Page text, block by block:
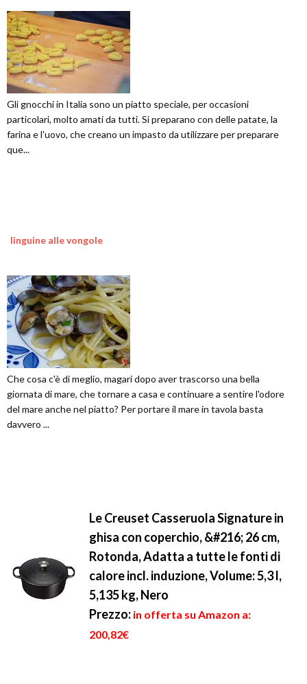
Gli gnocchi in Italia sono un piatto speciale, per occasioni
particolari, molto amati da tutti. Si preparano con delle patate, la
farina e l'uovo, che creano un impasto da utilizzare per preparare
que...
linguine alle vongole
Che cosa c'è di meglio, magari dopo aver trascorso una bella
giornata di mare, che tornare a casa e continuare a sentire l'odore
del mare anche nel piatto? Per portare il mare in tavola basta
davvero ...
Le Creuset Casseruola Signature in
ghisa con coperchio, &#216; 26 cm,
Rotonda, Adatta a tutte le fonti di
calore incl. induzione, Volume: 5,3 l,
5,135 kg, Nero
Prezzo: in offerta su Amazon a:
200,82€